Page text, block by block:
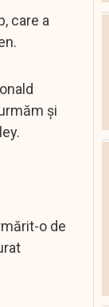
care a
şi
o de